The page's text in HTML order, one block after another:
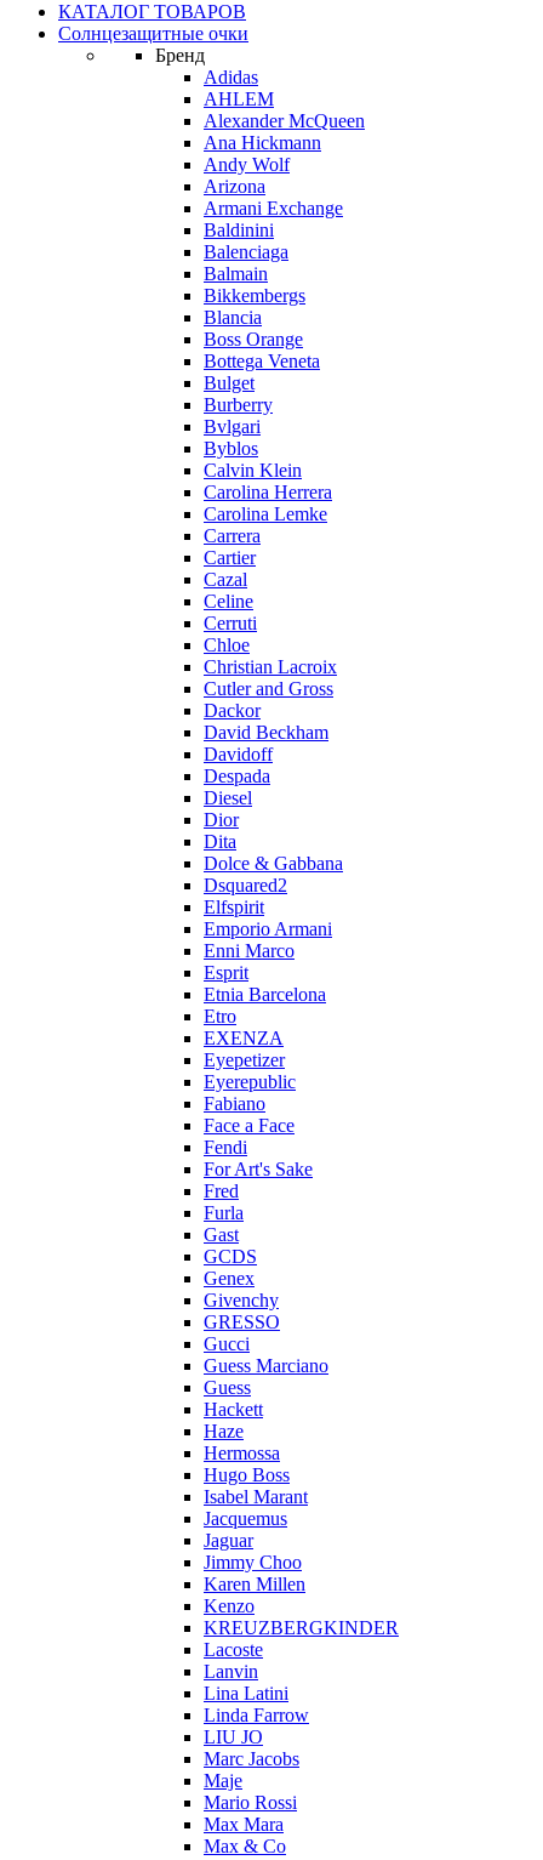
КАТАЛОГ ТОВАРОВ
Солнцезащитные очки
Бренд
Adidas
AHLEM
Alexander McQueen
Ana Hickmann
Andy Wolf
Arizona
Armani Exchange
Baldinini
Balenciaga
Balmain
Bikkembergs
Blancia
Boss Orange
Bottega Veneta
Bulget
Burberry
Bvlgari
Byblos
Calvin Klein
Carolina Herrera
Carolina Lemke
Carrera
Cartier
Cazal
Celine
Cerruti
Chloe
Christian Lacroix
Cutler and Gross
Dackor
David Beckham
Davidoff
Despada
Diesel
Dior
Dita
Dolce & Gabbana
Dsquared2
Elfspirit
Emporio Armani
Enni Marco
Esprit
Etnia Barcelona
Etro
EXENZA
Eyepetizer
Eyerepublic
Fabiano
Face a Face
Fendi
For Art's Sake
Fred
Furla
Gast
GCDS
Genex
Givenchy
GRESSO
Gucci
Guess Marciano
Guess
Hackett
Haze
Hermossa
Hugo Boss
Isabel Marant
Jacquemus
Jaguar
Jimmy Choo
Karen Millen
Kenzo
KREUZBERGKINDER
Lacoste
Lanvin
Lina Latini
Linda Farrow
LIU JO
Marc Jacobs
Maje
Mario Rossi
Max Mara
Max & Co